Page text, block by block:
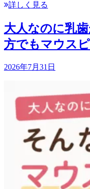
詳しく見る
大人なのに乳
方でもマウス
2026年7月31日